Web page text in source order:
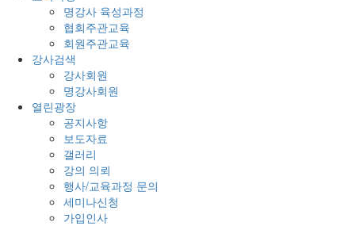
명강사 육성과정
협회주관교육
회원주관교육
강사검색
강사회원
명강사회원
열린광장
공지사항
보도자료
갤러리
강의 의뢰
행사/교육과정 문의
세미나신청
가입인사